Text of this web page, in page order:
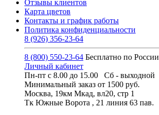
Отзывы клиентов
Карта цветов
Контакты и график работы
Политика конфиденциальности
8 (926) 356-23-64
8 (800) 550-23-64 Бесплатно по России
Личный кабинет
Пн-пт с 8.00 до 15.00 Сб - выходной
Минимальный заказ от 1500 руб.
Москва, 19км Мкад, вл20, стр 1
Тк Южные Ворота , 21 линия 63 пав.